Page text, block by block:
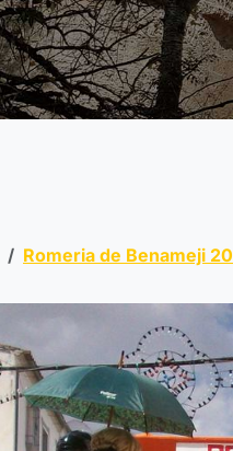
Romeria de Benameji